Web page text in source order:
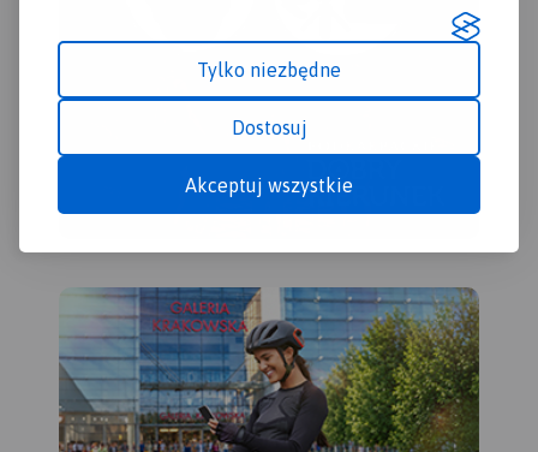
Tylko niezbędne
Dostosuj
Akceptuj wszystkie